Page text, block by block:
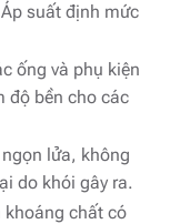
suất định mức
ống và phụ kiện
độ bền cho các
lửa, không
do khói gây ra.
khoáng chất có